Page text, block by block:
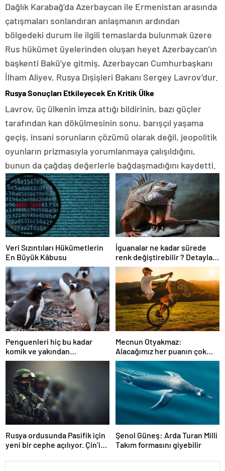
Dağlık Karabağ’da Azerbaycan ile Ermenistan arasında
çatışmaları sonlandıran anlaşmanın ardından
bölgedeki durum ile ilgili temaslarda bulunmak üzere
Rus hükümet üyelerinden oluşan heyet Azerbaycan’ın
başkenti Bakü’ye gitmiş, Azerbaycan Cumhurbaşkanı
İlham Aliyev, Rusya Dışişleri Bakanı Sergey Lavrov’dur.
Rusya Sonuçları Etkileyecek En Kritik Ülke
Lavrov, üç ülkenin imza attığı bildirinin, bazı güçler
tarafından kan dökülmesinin sonu, barışçıl yaşama
geçiş, insani sorunların çözümü olarak değil, jeopolitik
oyunların prizmasıyla yorumlanmaya çalışıldığını,
bunun da çağdaş değerlerle bağdaşmadığını kaydetti.
Veri Sızıntıları Hükümetlerin
En Büyük Kâbusu
İguanalar ne kadar sürede
renk değiştirebilir ? Detaylar
burada…
Penguenleri hiç bu kadar
komik ve yakından
görmemiştiniz
Mecnun Otyakmaz:
Alacağımız her puanın çok
önemi var
Rusya ordusunda Pasifik için
yeni bir cephe açılıyor. Çin’in
Şenol Güneş: Arda Turan Milli
Takım formasını giyebilir